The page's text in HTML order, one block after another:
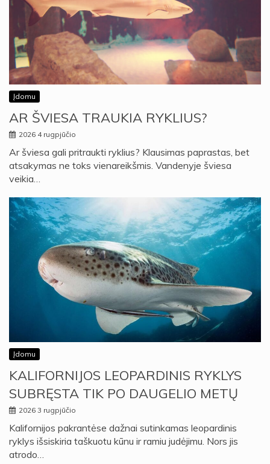
Įdomu
AR ŠVIESA TRAUKIA RYKLIUS?
2026 4 rugpjūčio
Ar šviesa gali pritraukti ryklius? Klausimas paprastas, bet
atsakymas ne toks vienareikšmis. Vandenyje šviesa
veikia…
Įdomu
KALIFORNIJOS LEOPARDINIS RYKLYS
SUBRĘSTA TIK PO DAUGELIO METŲ
2026 3 rugpjūčio
Kalifornijos pakrantėse dažnai sutinkamas leopardinis
ryklys išsiskiria taškuotu kūnu ir ramiu judėjimu. Nors jis
atrodo…